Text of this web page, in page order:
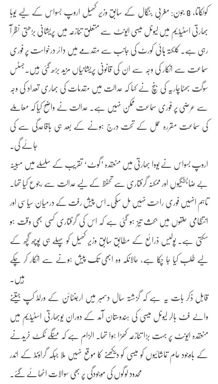
کولکاتا، 8 جون: مغربی بنگال کے سابق وزیر کھیل اروپ بسواس کے لیے یوبا
بھارتی اسٹیڈیم میں لیونل میسی ایونٹ سے متعلق تنازعہ میں پریشانی بڑھتی نظر آ
رہی ہے۔ کلکتہ ہائی کورٹ کی جانب سے مقدمے میں دائر درخواست پر فوری
سماعت سے انکار کی وجہ سے ان کی قانونی پریشانیاں مزید بڑھ گئی ہیں۔جسٹس
سوگت بھٹاچاریہ کی بنچ نے کہا کہ عدالت میں مقدمات کی بھاری تعداد کی وجہ
سے عرضی پر فوری سماعت ممکن نہیں ہے۔ عدالت نے واضح کیا کہ معاملے
کی سماعت مقررہ عمل کے تحت درج ہونے کے بعد ہی باقاعدگی سے کی
جائے گی۔
اروپ بسواس نے یووا بھارتی میں منعقدہ ’گوٹ‘ تقریب کے سلسلے میں مبینہ
بے ضابطگیوں اور ممکنہ گرفتاری سے تحفظ کے لیے عدالت سے رجوع کیا تھا۔
تاہم انہیں فوری راحت نہیں مل سکی۔اس پیش رفت کے درمیان سیاسی اور
انتظامی حلقوں میں بحث تیز ہو گئی ہے کہ اس کی گرفتاری کسی بھی وقت ہو
سکتی ہے۔ پولیس ذرائع کے مطابق سابق وزیر کھیل کو پہلے ہی پوچھ گچھ کے
لیے طلب کیا جا چکا ہے، حالانکہ وہ ابھی تک پیش ہونے سے انکار کر چکے
ہیں۔
قابل ذکر بات یہ ہے کہ گزشتہ سال دسمبر میں ارجنٹائن کے ورلڈ کپ جیتنے
والے فٹ بالر لیونل میسی کی ہندوستان آمد کے دوران یوبھارتی اسٹیڈیم میں
منعقدہ ایونٹ پر بہت بڑا تنازعہ کھڑا ہوا تھا۔ الزام ہے کہ مہنگے ٹکٹ خریدنے
کے باوجود عام تماشائیوں کو میسی کو دیکھنے کا موقع نہیں ملا جبکہ گراؤنڈ کے اندر
محدود لوگوں کی موجودگی پر بھی سوالات اٹھائے گئے۔